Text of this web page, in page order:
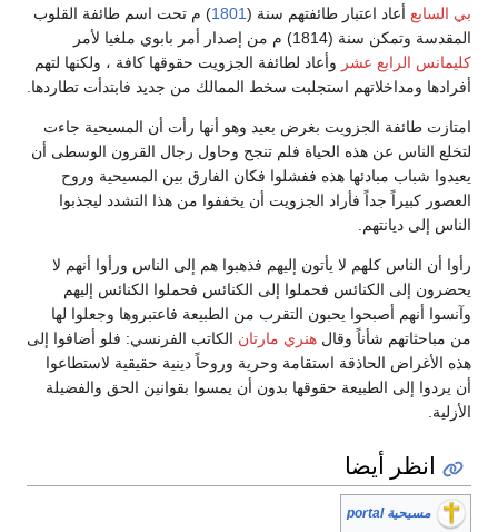
بي السابع أعاد اعتبار طائفتهم سنة (1801) م تحت اسم طائفة القلوب
المقدسة وتمكن سنة (1814) م من إصدار أمر بابوي ملغيا لأمر
كليمانس الرابع عشر وأعاد لطائفة الجزويت حقوقها كافة ، ولكنها لتهم
أفرادها ومداخلاتهم استجلبت سخط الممالك من جديد فابتدأت تطاردها.
امتازت طائفة الجزويت بغرض بعيد وهو أنها رأت أن المسيحية جاءت
لتخلع الناس عن هذه الحياة فلم تنجح وحاول رجال القرون الوسطى أن
يعيدوا شباب مبادئها هذه ففشلوا فكان الفارق بين المسيحية وروح
العصور كبيراً جداً فأراد الجزويت أن يخففوا من هذا التشدد ليجذبوا
الناس إلى ديانتهم.
رأوا أن الناس كلهم لا يأتون إليهم فذهبوا هم إلى الناس ورأوا أنهم لا
يحضرون إلى الكنائس فحملوا إلى الكنائس فحملوا الكنائس إليهم
وآنسوا أنهم أصبحوا يحبون التقرب من الطبيعة فاعتبروها وجعلوا لها
من مباحثاتهم شأناً وقال هنري مارتان الكاتب الفرنسي: فلو أضافوا إلى
هذه الأغراض الحاذقة استقامة وحرية وروحاً دينية حقيقية لاستطاعوا
أن يردوا إلى الطبيعة حقوقها بدون أن يمسوا بقوانين الحق والفضيلة
الأزلية.
انظر أيضا
مسيحية portal